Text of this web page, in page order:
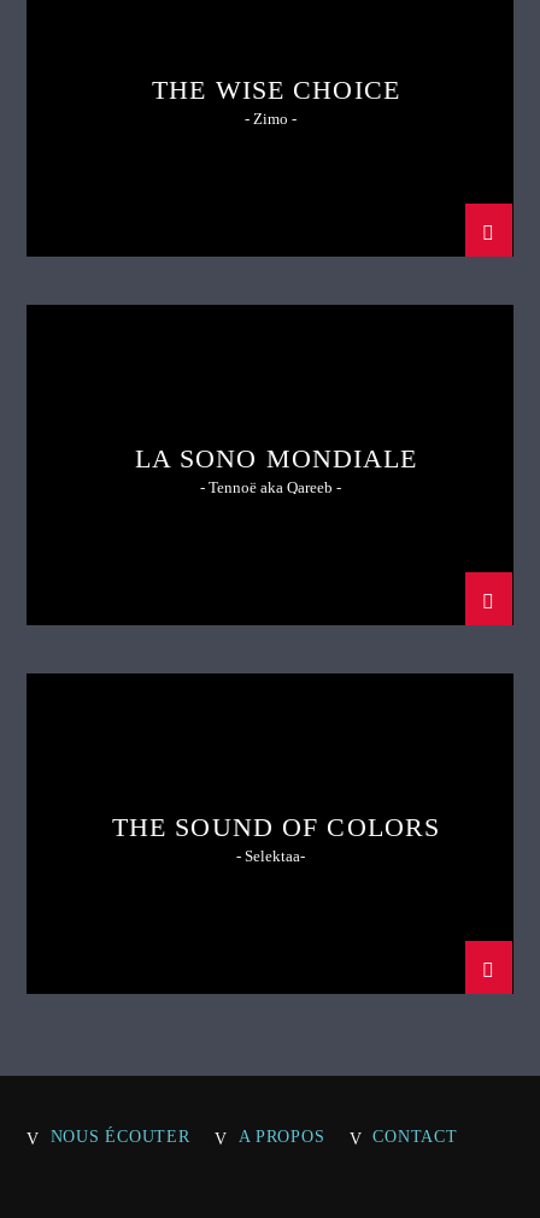
THE WISE CHOICE
- Zimo -
LA SONO MONDIALE
- Tennoë aka Qareeb -
THE SOUND OF COLORS
- Selektaa-
NOUS ÉCOUTER A PROPOS CONTACT